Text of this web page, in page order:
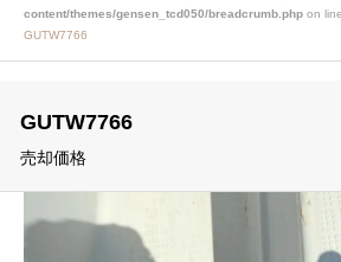
content/themes/gensen_tcd050/breadcrumb.php on line
GUTW7766
GUTW7766
売却価格